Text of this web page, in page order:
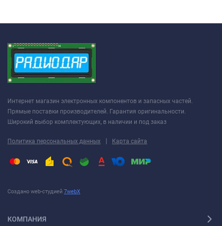
Интернет магазин электронных компонентов и запасных частей.
Прямые поставки производителей. Гарантия оригинальности.
Широкий выбор комплектующих, в наличии и под заказ
Политика персональных данных | Карта сайта
Создано web-студией 7webX
КОМПАНИЯ